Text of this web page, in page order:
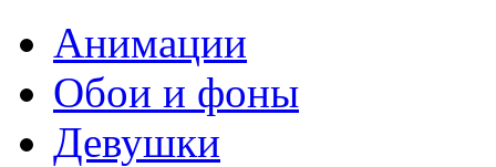
Анимации
Обои и фоны
Девушки